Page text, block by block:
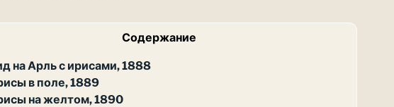
Содержание
на Арль с ирисами, 1888
в поле, 1889
на желтом, 1890